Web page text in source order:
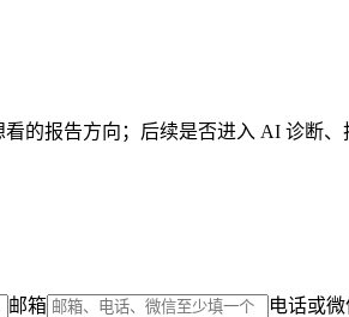
的报告方向；后续是否进入 AI 诊断
邮箱 电话或